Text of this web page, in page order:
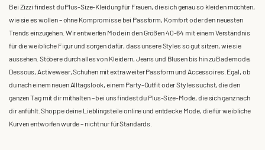
Bei Zizzi findest du Plus-Size-Kleidung für Frauen, die sich genau so kleiden möchten,
wie sie es wollen – ohne Kompromisse bei Passform, Komfort oder den neuesten
Trends einzugehen. Wir entwerfen Mode in den Größen 40-64 mit einem Verständnis
für die weibliche Figur und sorgen dafür, dass unsere Styles so gut sitzen, wie sie
aussehen. Stöbere durch alles von Kleidern, Jeans und Blusen bis hin zu Bademode,
Dessous, Activewear, Schuhen mit extra weiter Passform und Accessoires. Egal, ob
du nach einem neuen Alltagslook, einem Party-Outfit oder Styles suchst, die den
ganzen Tag mit dir mithalten – bei uns findest du Plus-Size-Mode, die sich ganz nach
dir anfühlt. Shoppe deine Lieblingsteile online und entdecke Mode, die für weibliche
Kurven entworfen wurde – nicht nur für Standards.